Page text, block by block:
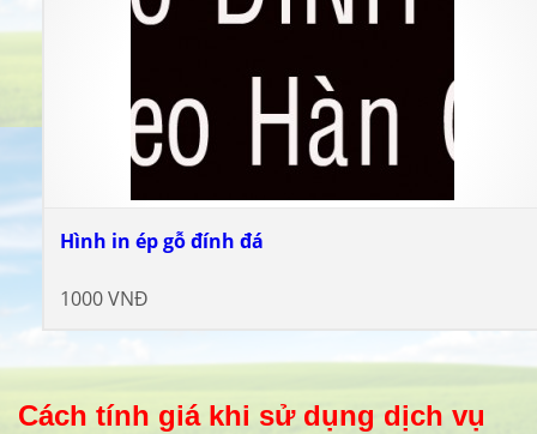
Hình in ép gỗ đính đá
1000 VNĐ
Cách tính giá khi sử dụng dịch vụ